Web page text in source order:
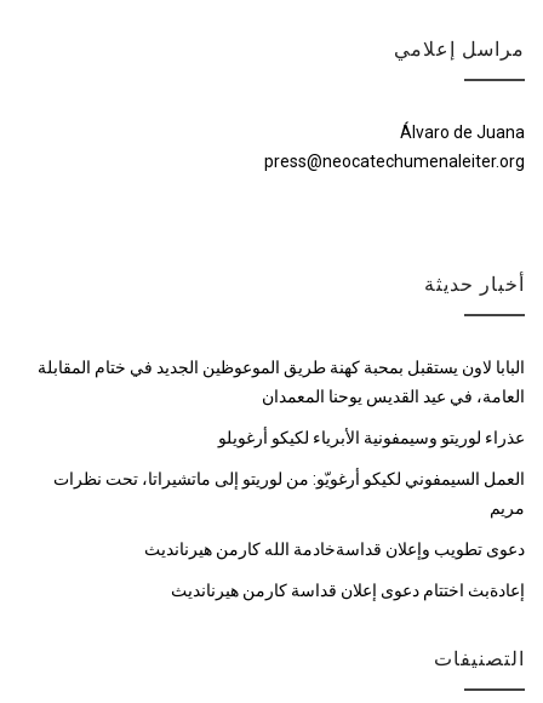
مراسل إعلامي
Álvaro de Juana
press@neocatechumenaleiter.org
أخبار حديثة
البابا لاون يستقبل بمحبة كهنة طريق الموعوظين الجديد في ختام المقابلة
العامة، في عيد القديس يوحنا المعمدان
عذراء لوريتو وسيمفونية الأبرياء لكيكو أرغويلو
العمل السيمفوني لكيكو أرغويّو: من لوريتو إلى ماتشيراتا، تحت نظرات
مريم
دعوى تطويب وإعلان قداسةخادمة الله كارمن هيرنانديث
إعادةبث اختتام دعوى إعلان قداسة كارمن هيرنانديث
التصنيفات